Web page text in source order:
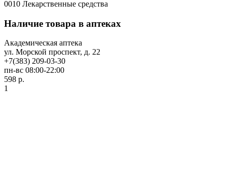
0010 Лекарственные средства
Наличие товара в аптеках
Академическая аптека
ул. Морской проспект, д. 22
+7(383) 209-03-30
пн-вс 08:00-22:00
598 р.
1